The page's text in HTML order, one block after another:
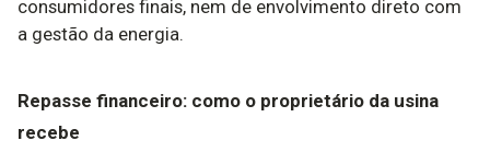
consumidores finais, nem de envolvimento direto com
a gestão da energia.
Repasse financeiro: como o proprietário da usina
recebe